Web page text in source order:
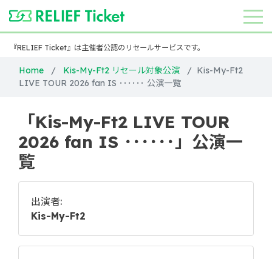
『RELIEF Ticket』は主催者公認のリセールサービスです。
Home Kis-My-Ft2 リセール対象公演
Kis-My-Ft2
LIVE TOUR 2026 fan IS ･･････ 公演一覧
「Kis-My-Ft2 LIVE TOUR
2026 fan IS ･･････」公演一
覧
出演者:
Kis-My-Ft2